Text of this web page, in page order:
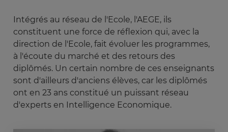
Intégrés au réseau de l'Ecole, l'AEGE, ils
constituent une force de réflexion qui, avec la
direction de l'Ecole, fait évoluer les programmes,
à l'écoute du marché et des retours des
diplômés. Un certain nombre de ces enseignants
sont d'ailleurs d'anciens élèves, car les diplômés
ont en 23 ans constitué un puissant réseau
d'experts en Intelligence Economique.